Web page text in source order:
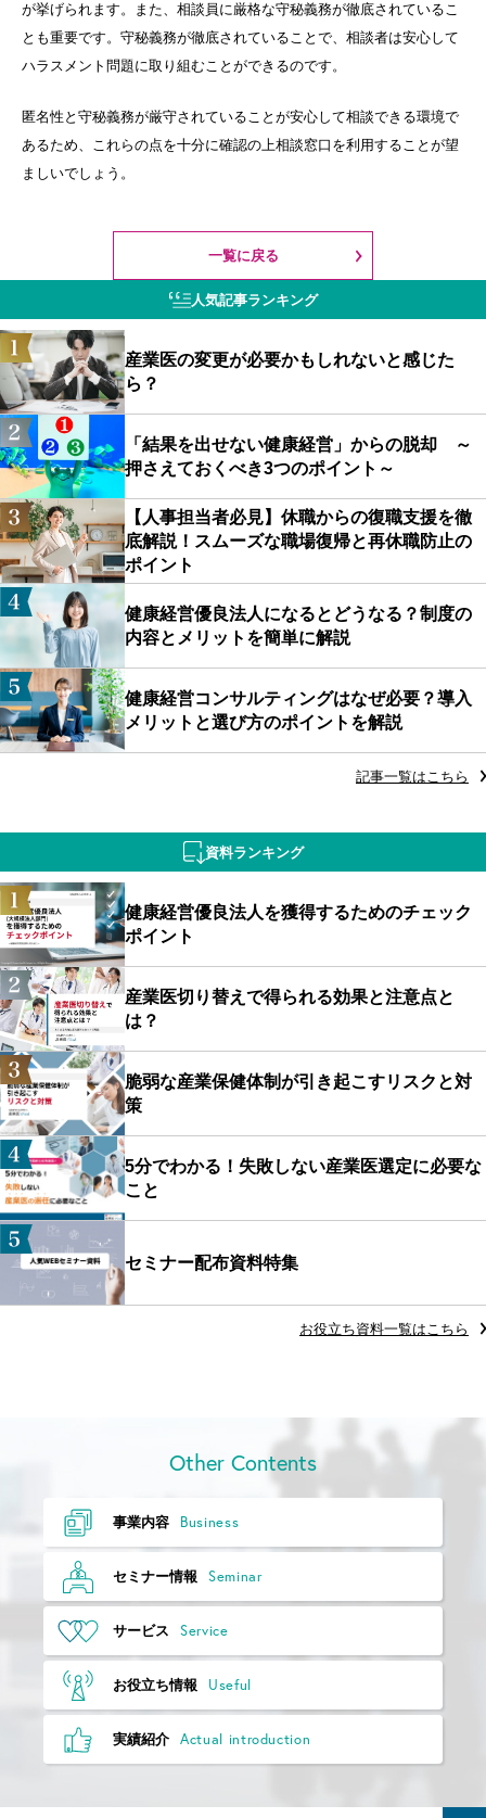
が挙げられます。また、相談員に厳格な守秘義務が徹底されているこ
とも重要です。守秘義務が徹底されていることで、相談者は安心して
ハラスメント問題に取り組むことができるのです。
匿名性と守秘義務が厳守されていることが安心して相談できる環境で
あるため、これらの点を十分に確認の上相談窓口を利用することが望
ましいでしょう。
一覧に戻る
人気記事ランキング
産業医の変更が必要かもしれないと感じた
ら？
「結果を出せない健康経営」からの脱却 ～
押さえておくべき3つのポイント～
【人事担当者必見】休職からの復職支援を徹
底解説！スムーズな職場復帰と再休職防止の
ポイント
健康経営優良法人になるとどうなる？制度の
内容とメリットを簡単に解説
健康経営コンサルティングはなぜ必要？導入
メリットと選び方のポイントを解説
記事一覧はこちら
資料ランキング
健康経営優良法人を獲得するためのチェック
ポイント
産業医切り替えで得られる効果と注意点と
は？
脆弱な産業保健体制が引き起こすリスクと対
策
5分でわかる！失敗しない産業医選定に必要な
こと
セミナー配布資料特集
お役立ち資料一覧はこちら
Other Contents
事業内容 Business
セミナー情報 Seminar
サービス Service
お役立ち情報 Useful
実績紹介 Actual introduction